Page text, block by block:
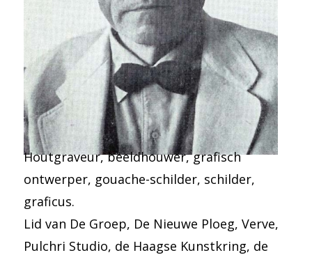
Houtgraveur, beeldhouwer, grafisch
ontwerper, gouache-schilder, schilder,
graficus.
Lid van De Groep, De Nieuwe Ploeg, Verve,
Pulchri Studio, de Haagse Kunstkring, de